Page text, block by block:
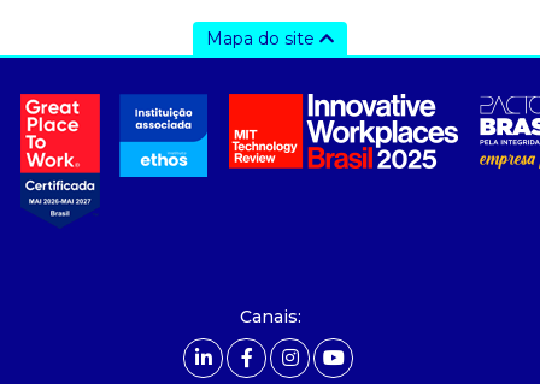
Mapa do site
- sobre nós
- governança
- nossos associados
- integridade, riscos e auditoria
- relatório de sustentabilidade
Canais: